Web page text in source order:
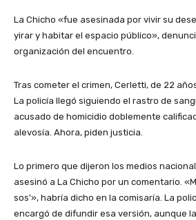
La Chicho «fue asesinada por vivir su
yirar y habitar el espacio público»,
organización del encuentro.
Tras cometer el crimen, Cerletti, de 22
La policía llegó siguiendo el rastro de
acusado de homicidio doblemente
alevosía. Ahora, piden justicia.
Lo primero que dijeron los medios
asesinó a La Chicho por un comentario.
sos'», habría dicho en la comisaría. La
encargó de difundir esa versión, aunque